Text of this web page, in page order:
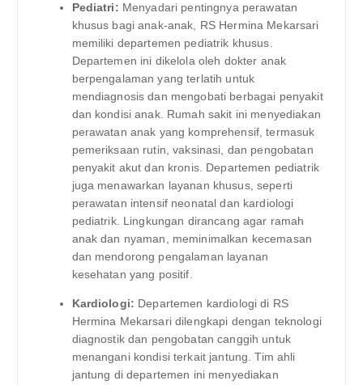
Pediatri: Menyadari pentingnya perawatan
khusus bagi anak-anak, RS Hermina Mekarsari
memiliki departemen pediatrik khusus.
Departemen ini dikelola oleh dokter anak
berpengalaman yang terlatih untuk
mendiagnosis dan mengobati berbagai penyakit
dan kondisi anak. Rumah sakit ini menyediakan
perawatan anak yang komprehensif, termasuk
pemeriksaan rutin, vaksinasi, dan pengobatan
penyakit akut dan kronis. Departemen pediatrik
juga menawarkan layanan khusus, seperti
perawatan intensif neonatal dan kardiologi
pediatrik. Lingkungan dirancang agar ramah
anak dan nyaman, meminimalkan kecemasan
dan mendorong pengalaman layanan
kesehatan yang positif.
Kardiologi: Departemen kardiologi di RS
Hermina Mekarsari dilengkapi dengan teknologi
diagnostik dan pengobatan canggih untuk
menangani kondisi terkait jantung. Tim ahli
jantung di departemen ini menyediakan